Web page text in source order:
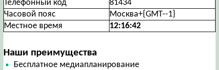
Телефонный код
81434
Часовой пояс
Москва+{GMT--1}
Местное время
12:16:43
Наши преимущества
Бесплатное медиапланирование